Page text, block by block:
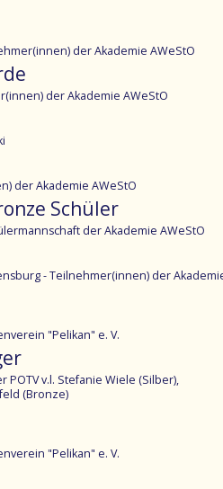
der Akademie AWeStO
der Akademie AWeStO
der Akademie AWeStO
der Akademie AWeStO
- Teilnehmer(innen) der
"Pelikan" e. V.
POTV v.l. Stefanie Wiele (Silber),
(Bronze)
"Pelikan" e. V.